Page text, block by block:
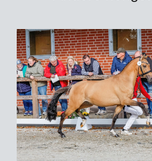
verzendkosten buitenland
* zie toelichting
Bestellen voor 9.00 uur ‘s